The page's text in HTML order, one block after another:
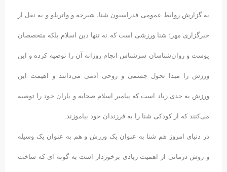
به گزارش روابط عمومی فدراسیون شنا، شیرجه و واترپلو و به نقل از
خبرگزاری مهر؛ شنا ورزشی است که نه تنها دین اسلام بلکه متخصصان
پوست و روان‌شناسان سرشناس انجام روزانه آن را توصیه کرده و این
ورزش را مبدا تحول جسمی و روحی آدمی می‌دانند و اهیمت این
ورزش به حدی زیاد است که پیامبر اسلام صحابه و یاران خود را توصیه
می‌کنند که از کودکی شنا را به فرزندان خود بیاموزند.
در دنیای امروز هم شنا به عنوان یک ورزش و هم به عنوان یک وسیله
و روش درمانی از اهمیت زیادی برخوردار است به گونه ای که ساخت